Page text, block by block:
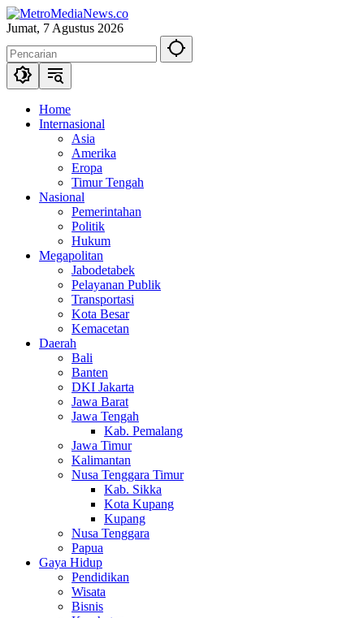
Langsung
ke
Jumat, 7 Agustus 2026
Home
Internasional
Asia
Amerika
Eropa
Timur Tengah
Nasional
Pemerintahan
Politik
Hukum
Megapolitan
Jabodetabek
Pelayanan Publik
Transportasi
Kota Besar
Kemacetan
Daerah
Bali
Banten
DKI Jakarta
Jawa Barat
Jawa Tengah
Kab. Pemalang
Jawa Timur
Kalimantan
Nusa Tenggara Timur
Kab. Sikka
Kota Kupang
Kupang
Nusa Tenggara
Papua
Gaya Hidup
Pendidikan
Wisata
Bisnis